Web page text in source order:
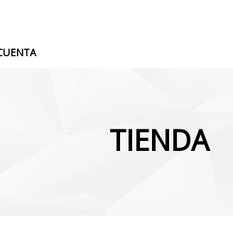
TIENDA